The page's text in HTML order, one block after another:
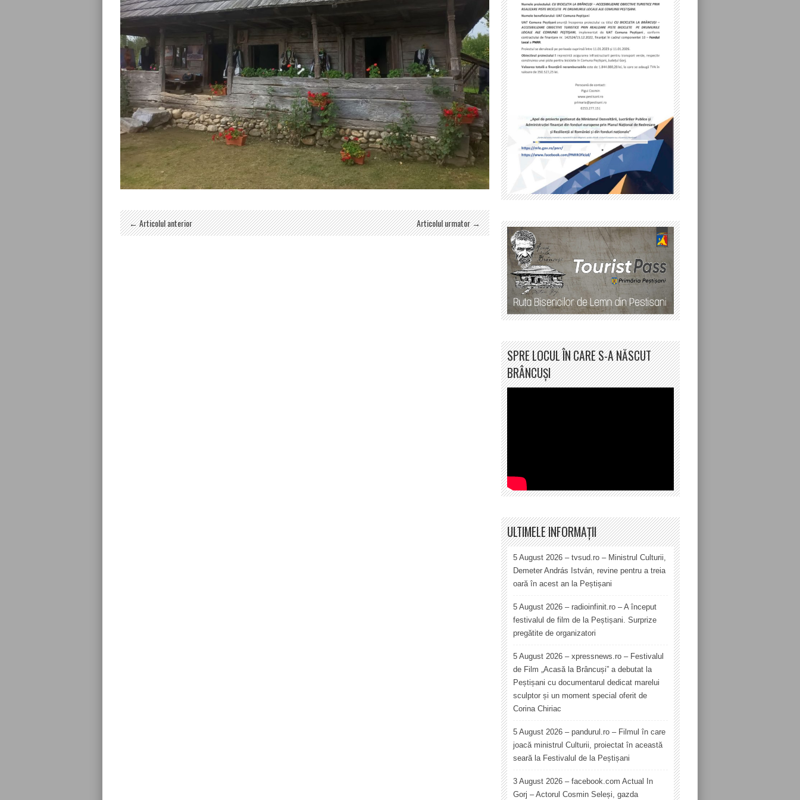
← Articolul anterior Articolul urmator →
SPRE LOCUL ÎN CARE S-A NĂSCUT
BRÂNCUȘI
ULTIMELE INFORMAȚII
5 August 2026 – tvsud.ro – Ministrul Culturii,
Demeter András István, revine pentru a treia
oară în acest an la Peștișani
5 August 2026 – radioinfinit.ro – A început
festivalul de film de la Peștișani. Surprize
pregătite de organizatori
5 August 2026 – xpressnews.ro – Festivalul
de Film „Acasă la Brâncuși” a debutat la
Peștișani cu documentarul dedicat marelui
sculptor și un moment special oferit de
Corina Chiriac
5 August 2026 – pandurul.ro – Filmul în care
joacă ministrul Culturii, proiectat în această
seară la Festivalul de la Peștișani
3 August 2026 – facebook.com Actual In
Gorj – Actorul Cosmin Seleși, gazda